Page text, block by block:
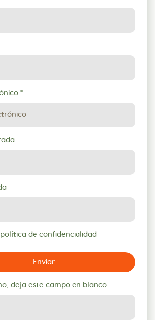
*
de confidencialidad
Enviar
deja este campo en blanco.